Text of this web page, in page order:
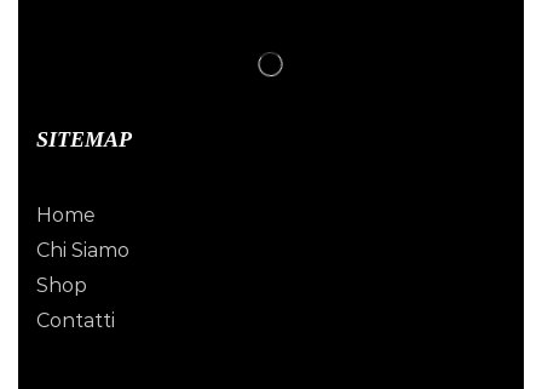
SITEMAP
Home
Chi Siamo
Shop
Contatti